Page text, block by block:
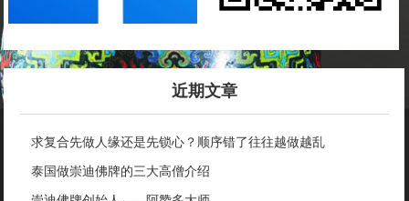
近期文章
求复合先做人缘还是先锁心？顺序错了往往越做越乱
泰国做崇迪佛牌的三大高僧介绍